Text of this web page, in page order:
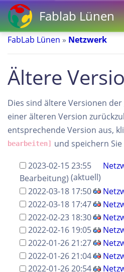
Fablab Lünen
FabLab Lünen » Netzwerk
Ältere
Dies sind ältere Versionen
einer älteren Version
entsprechende Version aus,
bearbeiten]
und speichern
2023-02-15 23:55
Bearbeitung) (aktuell)
2022-03-18 17:50
2022-03-18 17:47
2022-02-23 18:30
2022-02-16 19:05
2022-01-26 21:27
2022-01-26 21:04
2022-01-26 20:54